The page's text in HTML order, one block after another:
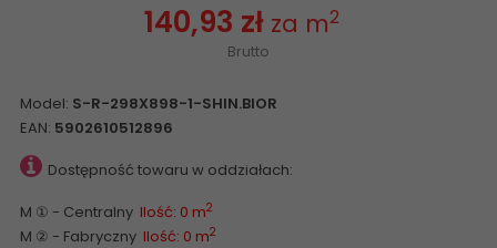
140,93 zł za m2
Brutto
Model: S-R-298X898-1-SHIN.BIOR
EAN: 5902610512896
Dostępność towaru w oddziałach:
M ① - Centralny Ilość: 0 m2
M ② - Fabryczny Ilość: 0 m2